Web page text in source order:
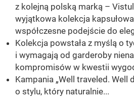
z kolejną polską marką –
wyjątkowa kolekcja
współczesne podejście do
Kolekcja powstała z myślą o
i wymagają od garderoby
kompromisów w kwestii
Kampania „Well traveled. Well
o stylu, który naturalnie...